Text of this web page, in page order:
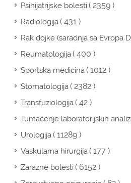
Psihijatrijske bolesti( 2359 )
Radiologija( 431 )
Rak dojke (saradnja sa Evropa
Reumatologija( 400 )
Sportska medicina( 1012 )
Stomatologija( 2382 )
Transfuziologija( 42 )
Tumačenje laboratorijskih
Urologija( 11289 )
Vaskularna hirurgija( 177 )
Zarazne bolesti( 6152 )